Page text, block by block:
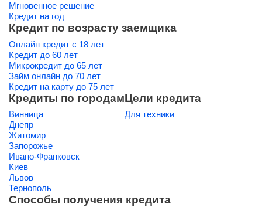
Мгновенное решение
Кредит на год
Кредит по возрасту заемщика
Онлайн кредит с 18 лет
Кредит до 60 лет
Микрокредит до 65 лет
Займ онлайн до 70 лет
Кредит на карту до 75 лет
Кредиты по городам
Винница
Днепр
Житомир
Запорожье
Ивано-Франковск
Киев
Львов
Тернополь
Цели кредита
Для техники
Способы получения кредита